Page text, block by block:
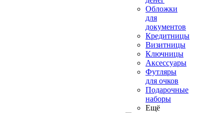
Обложки
для
документов
Кредитницы
Визитницы
Ключницы
Аксессуары
Футляры
для очков
Подарочные
наборы
Ещё